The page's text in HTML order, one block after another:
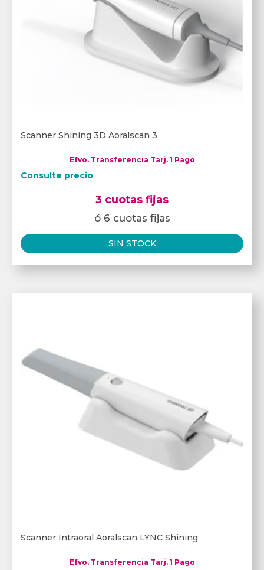
Scanner Shining 3D Aoralscan 3
Efvo. Transferencia Tarj. 1 Pago
Consulte precio
3 cuotas fijas
ó 6 cuotas fijas
SIN STOCK
Scanner Intraoral Aoralscan LYNC Shining
Efvo. Transferencia Tarj. 1 Pago